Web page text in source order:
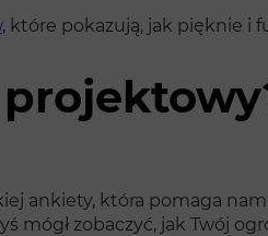
, które pokazują, jak pięknie i
ankiety, która pomaga
mógł zobaczyć, jak Twój